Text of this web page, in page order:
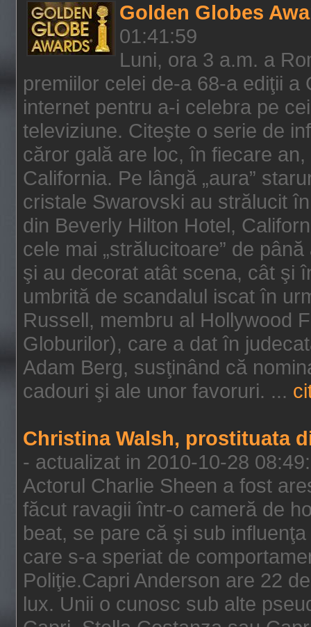
Golden Globes
01:41:59
Luni, ora 3 a.m. a
premiilor celei de-a 68-a ediţii
internet pentru a-i celebra pe
televiziune. Citeşte o serie de
căror gală are loc, în fiecare
California. Pe lângă „aura”
cristale Swarovski au strălucit
din Beverly Hilton Hotel,
cele mai „strălucitoare” de
şi au decorat atât scena, cât şi
umbrită de scandalul iscat în
Russell, membru al Hollywood
Globurilor), care a dat în
Adam Berg, susţinând că
cadouri şi ale unor favoruri. ...
Christina Walsh, prostituata
- actualizat in 2010-10-28
Actorul Charlie Sheen a fost
făcut ravagii într-o cameră de
beat, se pare că şi sub
care s-a speriat de
Poliţie.Capri Anderson are 22
lux. Unii o cunosc sub alte